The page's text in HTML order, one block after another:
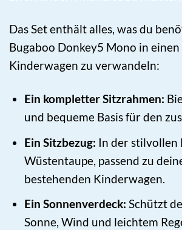
Das Set enthält alles, was du
Bugaboo Donkey5 Mono in
Kinderwagen zu verwandeln:
Ein kompletter Sitzrahmen:
und bequeme Basis für den
Ein Sitzbezug: In der stilvollen
Wüstentaupe, passend zu
bestehenden Kinderwagen.
Ein Sonnenverdeck: Schützt
Sonne, Wind und leichtem